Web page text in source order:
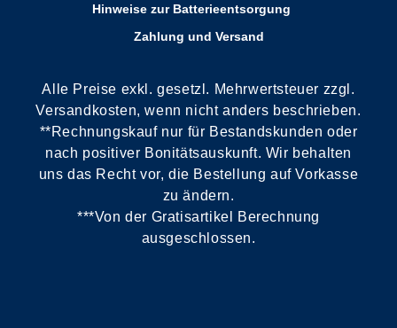
Hinweise zur Batterieentsorgung
Zahlung und Versand
Alle Preise exkl. gesetzl. Mehrwertsteuer zzgl.
Versandkosten, wenn nicht anders beschrieben.
**Rechnungskauf nur für Bestandskunden oder
nach positiver Bonitätsauskunft. Wir behalten
uns das Recht vor, die Bestellung auf Vorkasse
zu ändern.
***Von der Gratisartikel Berechnung
ausgeschlossen.